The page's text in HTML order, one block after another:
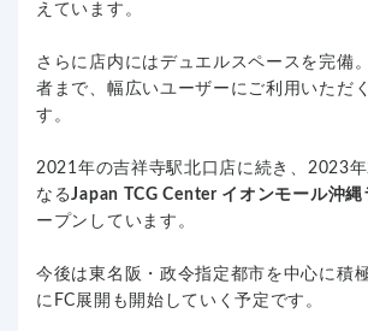
えています。
さらに店内にはデュエルスペースを完備
者まで、幅広いユーザーにご利用いただ
す。
2021年の吉祥寺駅北口店に続き、2023
なるJapan TCG Center イオンモール沖縄
ープンしています。
今後は東名阪・政令指定都市を中心に積
にFC展開も開始していく予定です。